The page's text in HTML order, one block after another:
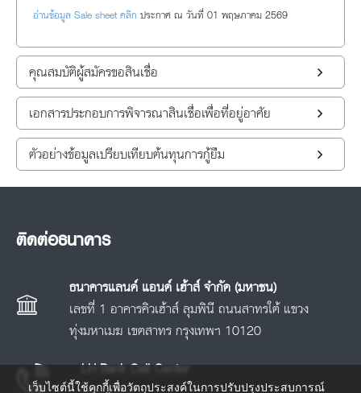
อ่านข้อมูล Sale sheet คลิก ประกาศ ณ วันที่ 01 พฤษภาคม 2569
คุณสมบัติผู้สมัครขอสินเชื่อ
เอกสารประกอบการพิจารณาสินเชื่อเพื่อที่อยู่อาศัย
ตัวอย่างข้อมูลเปรียบเทียบต้นทุนการกู้ยืม
ติดต่อธนาคาร
ธนาคารแลนด์ แอนด์ เฮ้าส์ จำกัด (มหาชน)
เลขที่ 1 อาคารคิวเฮ้าส์ ลุมพินี ถนนสาทรใต้ แขวง
ทุ่งมหาเมฆ เขตสาทร กรุงเทพฯ 10120
LH Bank Call Center
เว็บไซต์นี้ใช้คุกกี้เพื่อวัตถุประสงค์ในการปรับปรุงประสบการณ์